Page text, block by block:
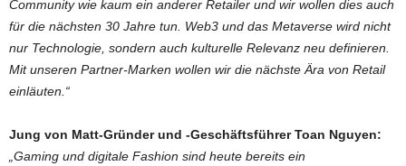
Community wie kaum ein anderer Retailer und wir wollen dies auch
für die nächsten 30 Jahre tun. Web3 und das Metaverse wird nicht
nur Technologie, sondern auch kulturelle Relevanz neu definieren.
Mit unseren Partner-Marken wollen wir die nächste Ära von Retail
einläuten.“
Jung von Matt-Gründer und -Geschäftsführer Toan Nguyen:
„Gaming und digitale Fashion sind heute bereits ein